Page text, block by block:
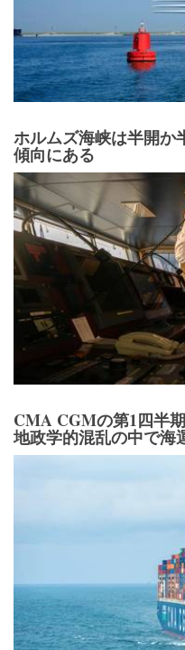
ホルムズ海峡は半開か
傾向にある
CMA CGMの第1四半
地政学的混乱の中で海